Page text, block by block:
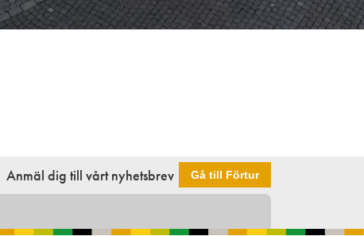
Anmäl dig till vårt nyhetsbrev Gå till Förtur